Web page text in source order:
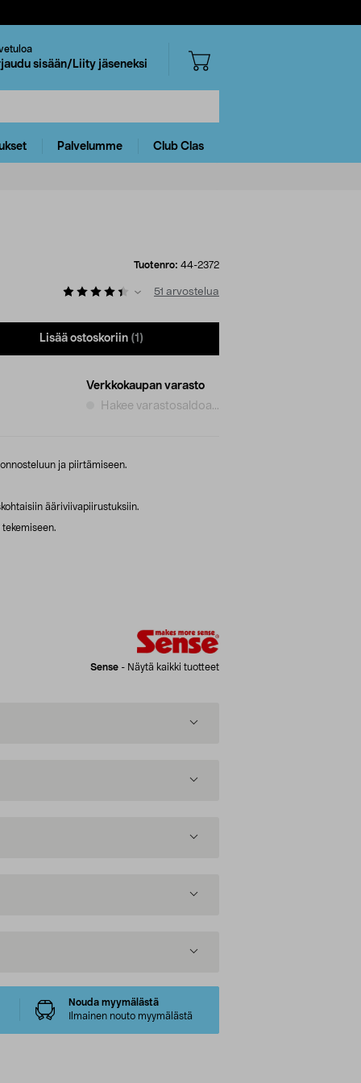
sisään/Liity jäseneksi
Palvelumme Club Clas
Tuotenro: 44-2372
51 arvostelua
Lisää ostoskoriin (1)
Verkkokaupan varasto
Hakee varastosaldoa...
ja piirtämiseen.
ääriviivapiirustuksiin.
Sense - Näytä kaikki tuotteet
Nouda myymälästä
Ilmainen nouto myymälästä